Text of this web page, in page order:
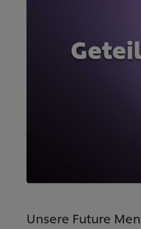
Unsere Future